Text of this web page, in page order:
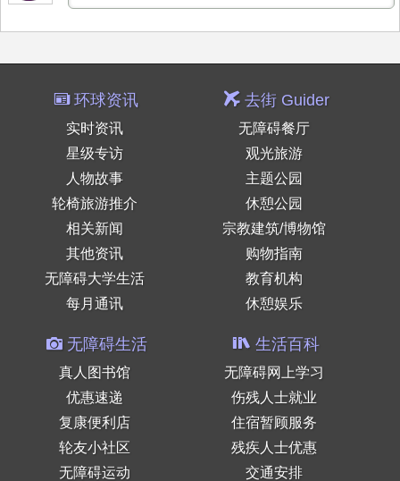
环球资讯
实时资讯
星级专访
人物故事
轮椅旅游推介
相关新闻
其他资讯
无障碍大学生活
每月通讯
去街 Guider
无障碍餐厅
观光旅游
主题公园
休憩公园
宗教建筑/博物馆
购物指南
教育机构
休憩娱乐
无障碍生活
真人图书馆
优惠速递
复康便利店
轮友小社区
无障碍运动
生活百科
无障碍网上学习
伤残人士就业
住宿暂顾服务
残疾人士优惠
交通安排